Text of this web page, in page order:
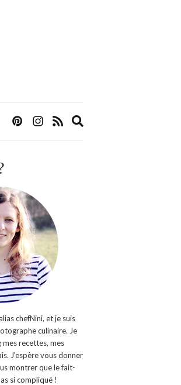
chefNini, et je suis
culinaire. Je
recettes, mes
J'espère vous donner
montrer que le fait-
si compliqué !